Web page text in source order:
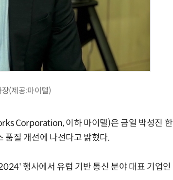
(제공:마이텔)
Corporation, 이하 마이텔)은 금일 박성진 한
품질 개선에 나선다고 밝혔다.
행사에서 유럽 기반 통신 분야 대표 기업인